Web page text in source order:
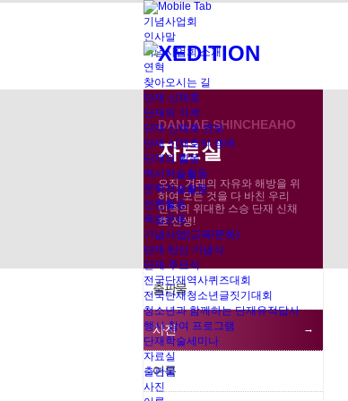
기념사업회
인사말
기념사업회 소개
연혁
찾아오시는 길
단재 신채호
단재의 가계
단재 신채호 연보
단재 신채호의 생애
단재의 활동
역사저술활동
문학저술활동
언론활동
독립운동
기념사업(교육/문화)
단재 탄신 기념식
단재 추모식
전국단재역사퀴즈대회
전국단재청소년글짓기대회
청소년과 함께하는 단재유적답사
행사 참여 프로그램
단재학술세미나
자료실
출판물
사진
DANJAE SHINCHEAHO
자료실
오직, 겨레의 자유와 해방을 위
하여 모든 것을 다 바친 우리
민족의 위대한 스승 단재 신채
호 선생!
자료실
사진
출판물
사진
어록